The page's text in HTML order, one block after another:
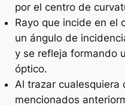
por el centro de
Rayo que incide en el
un ángulo de
y se refleja formando
óptico.
Al trazar cualesquiera
mencionados